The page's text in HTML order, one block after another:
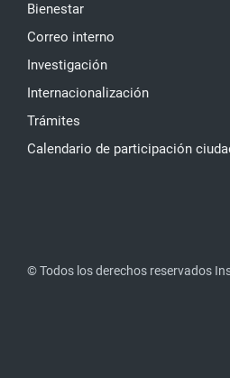
Bienestar
Correo interno
Investigación
Internacionalización
Trámites
Calendario de participación
© Todos los derechos reservados